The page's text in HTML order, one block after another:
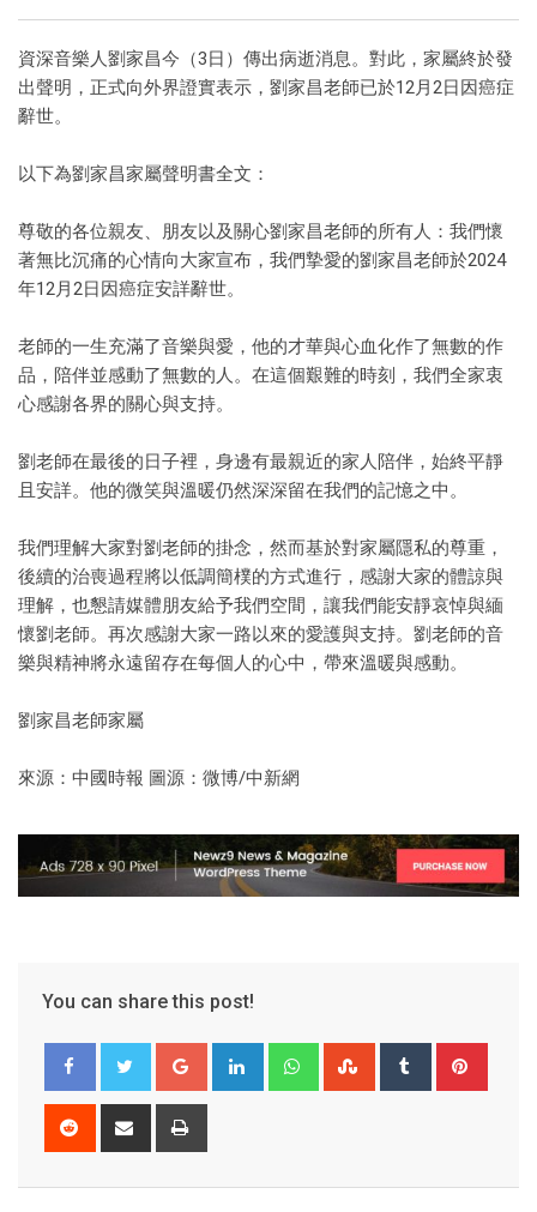
資深音樂人劉家昌今（3日）傳出病逝消息。對此，家屬終於發
出聲明，正式向外界證實表示，劉家昌老師已於12月2日因癌症
辭世。
以下為劉家昌家屬聲明書全文：
尊敬的各位親友、朋友以及關心劉家昌老師的所有人：我們懷
著無比沉痛的心情向大家宣布，我們摯愛的劉家昌老師於2024
年12月2日因癌症安詳辭世。
老師的一生充滿了音樂與愛，他的才華與心血化作了無數的作
品，陪伴並感動了無數的人。在這個艱難的時刻，我們全家衷
心感謝各界的關心與支持。
劉老師在最後的日子裡，身邊有最親近的家人陪伴，始終平靜
且安詳。他的微笑與溫暖仍然深深留在我們的記憶之中。
我們理解大家對劉老師的掛念，然而基於對家屬隱私的尊重，
後續的治喪過程將以低調簡樸的方式進行，感謝大家的體諒與
理解，也懇請媒體朋友給予我們空間，讓我們能安靜哀悼與緬
懷劉老師。再次感謝大家一路以來的愛護與支持。劉老師的音
樂與精神將永遠留存在每個人的心中，帶來溫暖與感動。
劉家昌老師家屬
來源：中國時報 圖源：微博/中新網
You can share this post!